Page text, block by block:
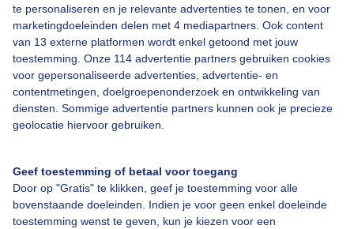
te personaliseren en je relevante advertenties te tonen, en voor
marketingdoeleinden delen met 4 mediapartners. Ook content
van 13 externe platformen wordt enkel getoond met jouw
toestemming. Onze 114 advertentie partners gebruiken cookies
voor gepersonaliseerde advertenties, advertentie- en
contentmetingen, doelgroepenonderzoek en ontwikkeling van
diensten. Sommige advertentie partners kunnen ook je precieze
geolocatie hiervoor gebruiken.
Geef toestemming of betaal voor toegang
Door op "Gratis" te klikken, geef je toestemming voor alle
bovenstaande doeleinden. Indien je voor geen enkel doeleinde
toestemming wenst te geven, kun je kiezen voor een
Over Buienradar
Veelgestelde vragen
Contact